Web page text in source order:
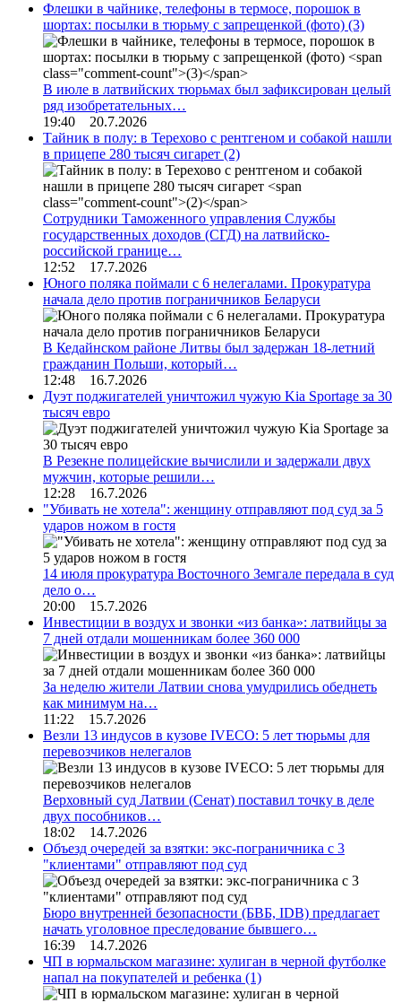
Флешки в чайнике, телефоны в термосе, порошок в
шортах: посылки в тюрьму с запрещенкой (фото) (3)
В июле в латвийских тюрьмах был зафиксирован целый
ряд изобретательных…
19:40 20.7.2026
Тайник в полу: в Терехово с рентгеном и собакой нашли
в прицепе 280 тысяч сигарет (2)
Сотрудники Таможенного управления Службы
государственных доходов (СГД) на латвийско-
российской границе…
12:52 17.7.2026
Юного поляка поймали с 6 нелегалами. Прокуратура
начала дело против пограничников Беларуси
В Кедайнском районе Литвы был задержан 18-летний
гражданин Польши, который…
12:48 16.7.2026
Дуэт поджигателей уничтожил чужую Kia Sportage за 30
тысяч евро
В Резекне полицейские вычислили и задержали двух
мужчин, которые решили…
12:28 16.7.2026
"Убивать не хотела": женщину отправляют под суд за 5
ударов ножом в гостя
14 июля прокуратура Восточного Земгале передала в суд
дело о…
20:00 15.7.2026
Инвестиции в воздух и звонки «из банка»: латвийцы за
7 дней отдали мошенникам более 360 000
За неделю жители Латвии снова умудрились обеднеть
как минимум на…
11:22 15.7.2026
Везли 13 индусов в кузове IVECO: 5 лет тюрьмы для
перевозчиков нелегалов
Верховный суд Латвии (Сенат) поставил точку в деле
двух пособников…
18:02 14.7.2026
Объезд очередей за взятки: экс-пограничника с 3
"клиентами" отправляют под суд
Бюро внутренней безопасности (БВБ, IDB) предлагает
начать уголовное преследование бывшего…
16:39 14.7.2026
ЧП в юрмальском магазине: хулиган в черной футболке
напал на покупателей и ребенка (1)